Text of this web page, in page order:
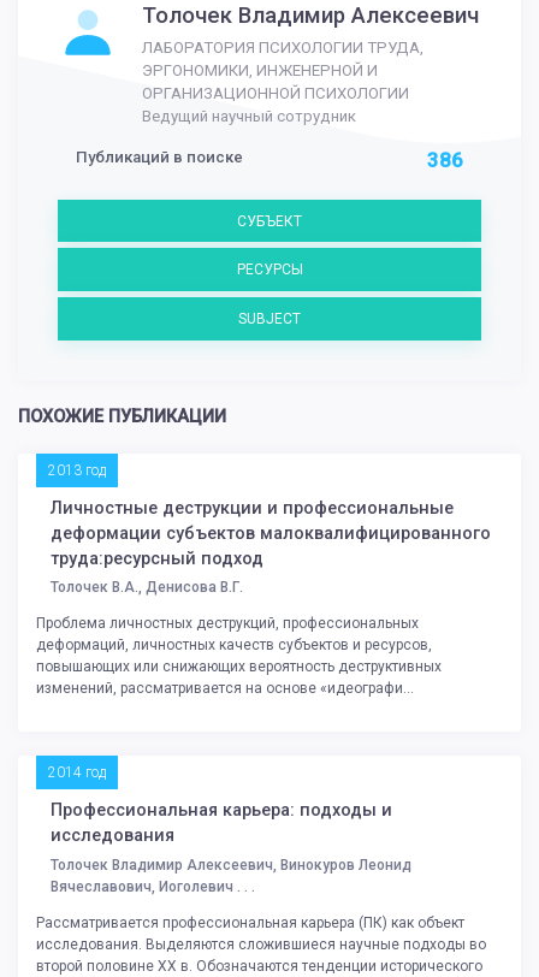
Толочек Владимир Алексеевич
ЛАБОРАТОРИЯ ПСИХОЛОГИИ ТРУДА,
ЭРГОНОМИКИ, ИНЖЕНЕРНОЙ И
ОРГАНИЗАЦИОННОЙ ПСИХОЛОГИИ
Ведущий научный сотрудник
Публикаций в поиске 386
СУБЪЕКТ
РЕСУРСЫ
SUBJECT
ПОХОЖИЕ ПУБЛИКАЦИИ
2013 год
Личностные деструкции и профессиональные
деформации субъектов малоквалифицированного
труда:ресурсный подход
Толочек В.А., Денисова В.Г.
Проблема личностных деструкций, профессиональных
деформаций, личностных качеств субъектов и ресурсов,
повышающих или снижающих вероятность деструктивных
изменений, рассматривается на основе «идеографи...
2014 год
Профессиональная карьера: подходы и
исследования
Толочек Владимир Алексеевич, Винокуров Леонид
Вячеславович, Иоголевич . . .
Рассматривается профессиональная карьера (ПК) как объект
исследования. Выделяются сложившиеся научные подходы во
второй половине ХХ в. Обозначаются тенденции исторического